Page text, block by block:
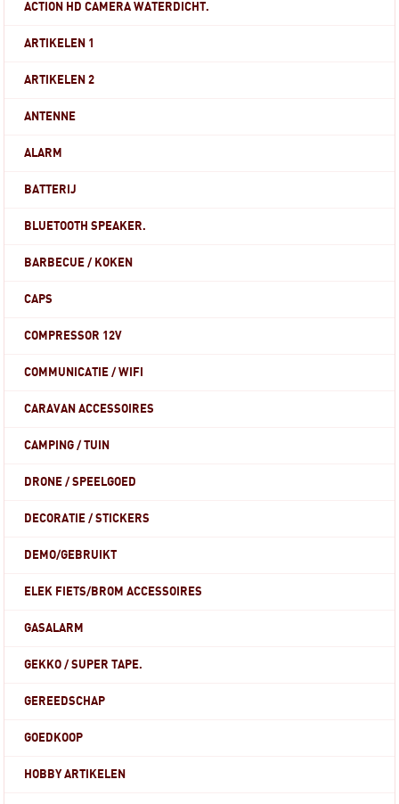
ACTION HD CAMERA WATERDICHT.
ARTIKELEN 1
ARTIKELEN 2
ANTENNE
ALARM
BATTERIJ
BLUETOOTH SPEAKER.
BARBECUE / KOKEN
CAPS
COMPRESSOR 12V
COMMUNICATIE / WIFI
CARAVAN ACCESSOIRES
CAMPING / TUIN
DRONE / SPEELGOED
DECORATIE / STICKERS
DEMO/GEBRUIKT
ELEK FIETS/BROM ACCESSOIRES
GASALARM
GEKKO / SUPER TAPE.
GEREEDSCHAP
GOEDKOOP
HOBBY ARTIKELEN